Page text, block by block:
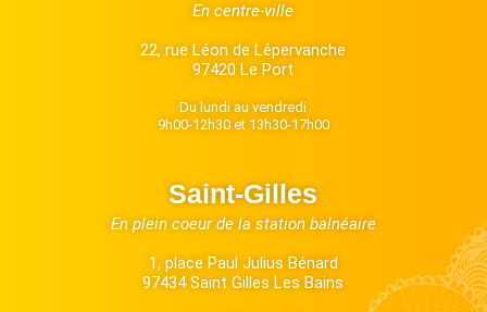
En centre-ville
22, rue Léon de Lépervanche
97420 Le Port
Du lundi au vendredi
9h00-12h30 et 13h30-17h00
Saint-Gilles
En plein coeur de la station balnéaire
1, place Paul Julius Bénard
97434 Saint Gilles Les Bains